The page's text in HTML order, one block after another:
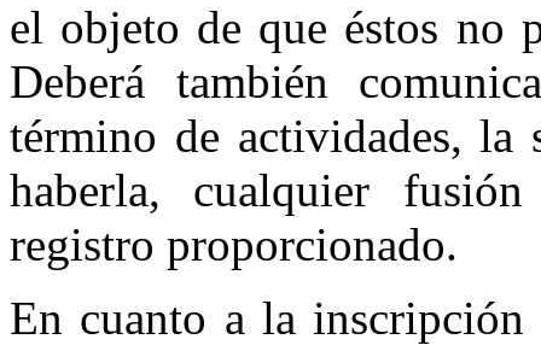
el objeto de que éstos no
Deberá también
término de actividades, la
haberla, cualquier
registro proporcionado.
En cuanto a la inscripción